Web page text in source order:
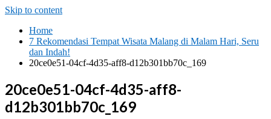
Skip to content
Home
7 Rekomendasi Tempat Wisata Malang di Malam Hari, Seru
dan Indah!
20ce0e51-04cf-4d35-aff8-d12b301bb70c_169
20ce0e51-04cf-4d35-aff8-
d12b301bb70c_169